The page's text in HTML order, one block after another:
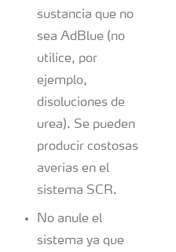
sustancia que no
sea AdBlue (no
utilice, por
ejemplo,
disoluciones de
urea). Se pueden
producir costosas
averías en el
sistema SCR.
No anule el
sistema ya que